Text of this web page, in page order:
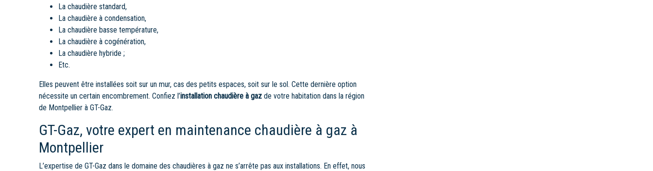
La chaudière standard,
La chaudière à condensation,
La chaudière basse température,
La chaudière à cogénération,
La chaudière hybride ;
Etc.
Elles peuvent être installées soit sur un mur, cas des petits espaces, soit sur le sol. Cette dernière option
nécessite un certain encombrement. Confiez l’installation chaudière à gaz de votre habitation dans la région
de Montpellier à GT-Gaz.
GT-Gaz, votre expert en maintenance chaudière à gaz à
Montpellier
L’expertise de GT-Gaz dans le domaine des chaudières à gaz ne s’arrête pas aux installations. En effet, nous